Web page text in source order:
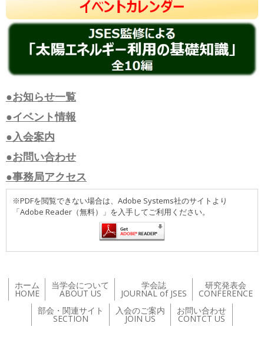
●お知らせ一覧
●イベント情報
●入会案内
●お問い合わせ
●事務局アクセス
※PDFを閲覧できない場合は、Adobe Systems社のサイトより
「Adobe Reader（無料）」を入手してご利用ください。
ホーム
HOME
当学会について
ABOUT US
学会誌
JOURNAL of JSES
研究発表会
CONFERENCE
部会・関連サイト
SECTION
入会のご案内
JOIN US
お問い合わせ
CONTCT US